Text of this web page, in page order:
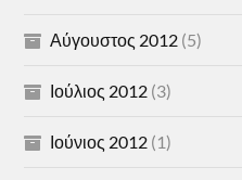
Αύγουστος 2012 (5)
Ιούλιος 2012 (3)
Ιούνιος 2012 (1)